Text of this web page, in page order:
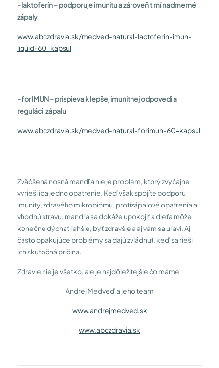
- laktoferín – podporuje imunitu a zároveň tlmí nadmerné
zápaly
www.abczdravia.sk/medved-natural-lactoferin-imun-
liquid-60-kapsul
- forIMUN – prispieva k lepšej imunitnej odpovedi a
regulácii zápalu
www.abczdravia.sk/medved-natural-forimun-60-kapsul
Zväčšená nosná mandľa nie je problém, ktorý zvyčajne
vyrieši iba jedno opatrenie. Keď však spojíte podporu
imunity, zdravého mikrobiómu, protizápalové opatrenia a
vhodnú stravu, mandľa sa dokáže upokojiť a dieťa môže
konečne dýchať ľahšie, byť zdravšie a aj vám sa uľaví. Aj
často opakujúce problémy sa dajú zvládnuť, keď sa rieši
ich skutočná príčina.
Zdravie nie je všetko, ale je najdôležitejšie čo máme
Andrej Medveď a jeho team
www.andrejmedved.sk
www.abczdravia.sk